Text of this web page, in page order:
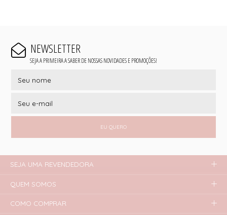
NEWSLETTER
SEJA A PRIMEIRA A SABER DE NOSSAS NOVIDADES E PROMOÇÕES!
EU QUERO
SEJA UMA REVENDEDORA
QUEM SOMOS
COMO COMPRAR